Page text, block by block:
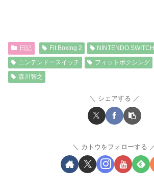
日記 Fit Boxing 2
NINTENDO SWITCH
ニンテンドースイッチ
フィットボクシング
森川智之
シェアする
カトウをフォローする